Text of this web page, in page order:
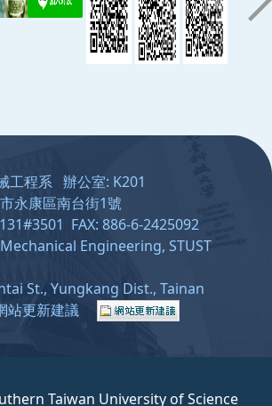
工程系 辦公室: K201
永康區南台街1號
FAX: 886-6-2425092
Engineering, STUST
St., Yungkang Dist., Tainan
站更新建議 ：
Taiwan University of Science